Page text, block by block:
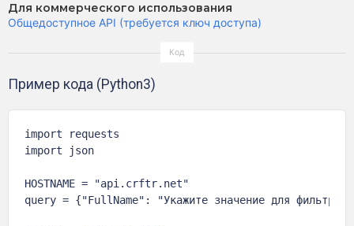
Для коммерческого использования
Общедоступное API (требуется ключ доступа)
Пример кода (Python3)
import requests
import json
HOSTNAME = "api.crftr.net"
query = {"FullName": "Укажите значение для фильтра"}